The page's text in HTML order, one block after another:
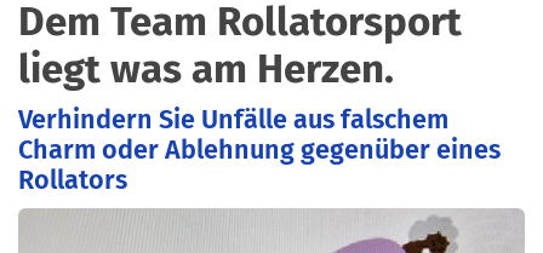
Dem Team Rollatorsport
liegt was am Herzen.
Verhindern Sie Unfälle aus falschem
Charm oder Ablehnung gegenüber eines
Rollators